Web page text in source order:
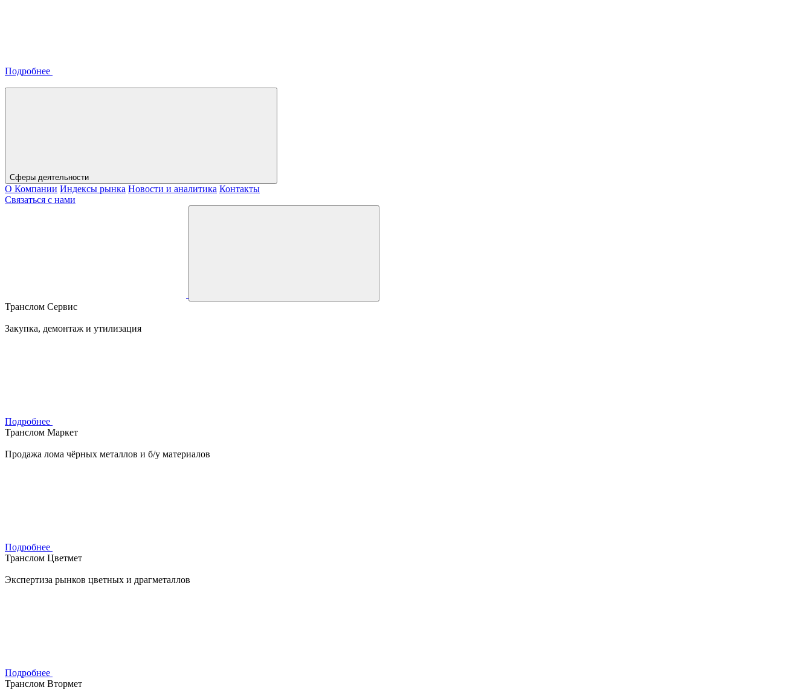
Подробнее
Сферы деятельности
О Компании Индексы рынка Новости и аналитика Контакты
Связаться с нами
Транслом Сервис
Закупка, демонтаж и утилизация
Подробнее
Транслом Маркет
Продажа лома чёрных металлов и б/у материалов
Подробнее
Транслом Цветмет
Экспертиза рынков цветных и драгметаллов
Подробнее
Транслом Втормет